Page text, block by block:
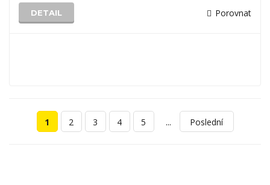
DETAIL Porovnat
1 2 3 4 5 ... Poslední